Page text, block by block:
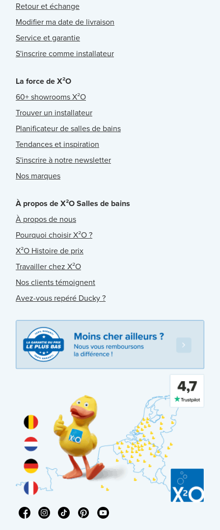
Retour et échange
Modifier ma date de livraison
Service et garantie
S'inscrire comme installateur
La force de X²O
60+ showrooms X²O
Trouver un installateur
Planificateur de salles de bains
Tendances et inspiration
S'inscrire à notre newsletter
Nos marques
À propos de X²O Salles de bains
À propos de nous
Pourquoi choisir X²O ?
X²O Histoire de prix
Travailler chez X²O
Nos clients témoignent
Avez-vous repéré Ducky ?